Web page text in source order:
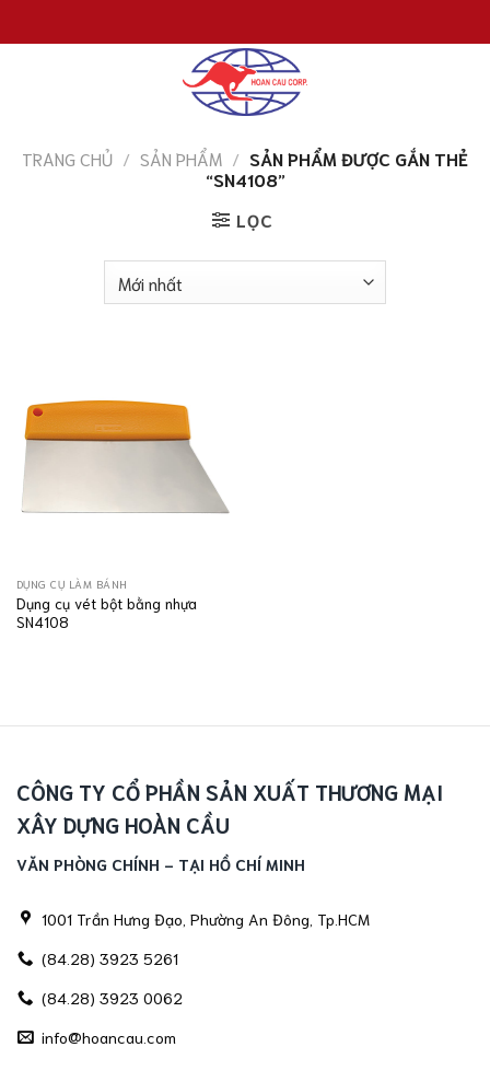
đến
TRANG CHỦ / SẢN PHẨM / SẢN PHẨM ĐƯỢC GẮN THẺ
“SN4108”
LỌC
DỤNG CỤ LÀM BÁNH
Dụng cụ vét bột bằng nhựa
SN4108
CÔNG TY CỔ PHẦN SẢN XUẤT THƯƠNG MẠI
XÂY DỰNG HOÀN CẦU
VĂN PHÒNG CHÍNH - TẠI HỒ CHÍ MINH
1001 Trần Hưng Đạo, Phường An Đông, Tp.HCM
(84.28) 3923 5261
(84.28) 3923 0062
info@hoancau.com